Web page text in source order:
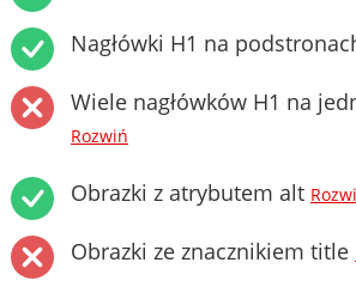
Nagłówki H1 na
Wiele nagłówków H1 na
Rozwiń
Obrazki z atrybutem alt
Obrazki ze znacznikiem title